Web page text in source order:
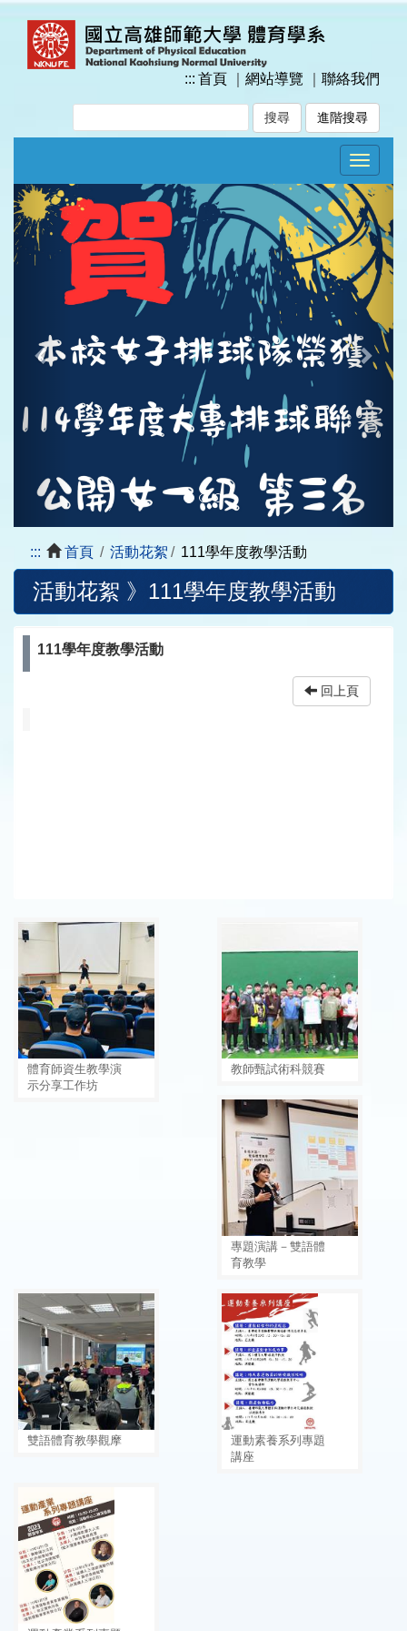
::: 首頁 網站導覽 聯絡我們
進階搜尋
Toggle
Previous Next
::: 首頁 活動花絮 111學年度教學活動
活動花絮 》 111學年度教學活動
111學年度教學活動
回上頁
體育師資生教學演
示分享工作坊
教師甄試術科競賽
專題演講－雙語體
育教學
雙語體育教學觀摩
運動素養系列專題
講座